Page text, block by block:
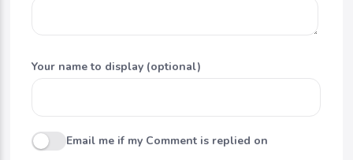
Your name to display (optional)
Email me if my Comment is replied on